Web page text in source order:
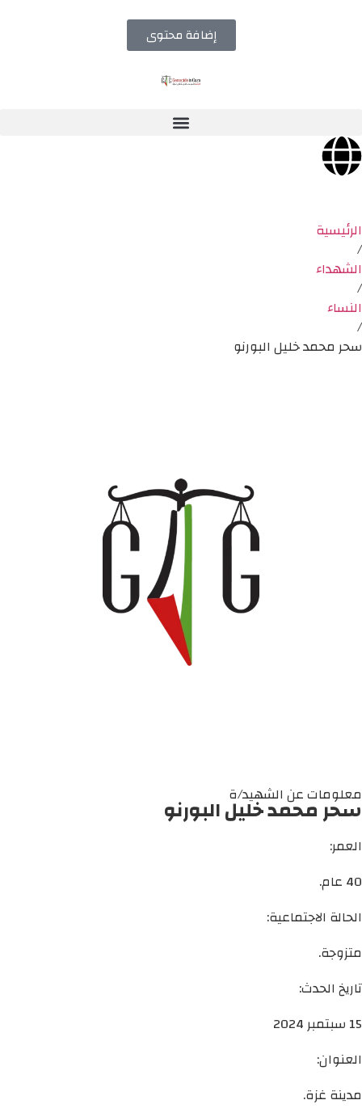
إضافة محتوى
الرئيسية
/
الشهداء
/
النساء
/
سحر محمد خليل البورنو
معلومات عن الشهيد/ة
سحر محمد خليل البورنو
العمر:
40 عام.
الحالة الاجتماعية:
متزوجة.
تاريخ الحدث:
15 سبتمبر 2024
العنوان:
مدينة غزة.